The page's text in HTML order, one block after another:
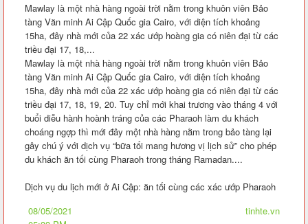
Mawlay là một nhà hàng ngoài trời nằm trong khuôn viên Bảo
tàng Văn minh Ai Cập Quốc gia Cairo, với diện tích khoảng
15ha, đây nhà mới của 22 xác ướp hoàng gia có niên đại từ các
triều đại 17, 18,...
Mawlay là một nhà hàng ngoài trời nằm trong khuôn viên Bảo
tàng Văn minh Ai Cập Quốc gia Cairo, với diện tích khoảng
15ha, đây nhà mới của 22 xác ướp hoàng gia có niên đại từ các
triều đại 17, 18, 19, 20. Tuy chỉ mới khai trương vào tháng 4 với
buổi diễu hành hoành tráng của các Pharaoh làm du khách
choáng ngợp thì mới đây một nhà hàng nằm trong bảo tàng lại
gây chú ý với dịch vụ “bữa tối mang hương vị lịch sử” cho phép
du khách ăn tối cùng Pharaoh trong tháng Ramadan....
Dịch vụ du lịch mới ở Ai Cập: ăn tối cùng các xác ướp Pharaoh
08/05/2021
tinhte.vn